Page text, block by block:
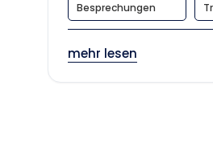
Besprechungen
mehr lesen